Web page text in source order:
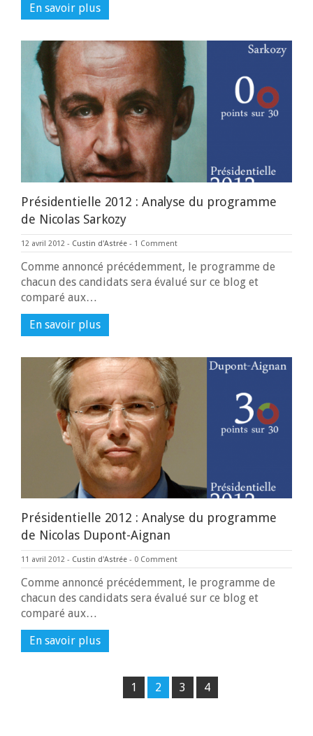
En savoir plus
Présidentielle 2012 : Analyse du programme
de Nicolas Sarkozy
12 avril 2012 - Custin d'Astrée - 1 Comment
Comme annoncé précédemment, le programme de
chacun des candidats sera évalué sur ce blog et
comparé aux…
En savoir plus
Présidentielle 2012 : Analyse du programme
de Nicolas Dupont-Aignan
11 avril 2012 - Custin d'Astrée - 0 Comment
Comme annoncé précédemment, le programme de
chacun des candidats sera évalué sur ce blog et
comparé aux…
En savoir plus
1 2 3 4